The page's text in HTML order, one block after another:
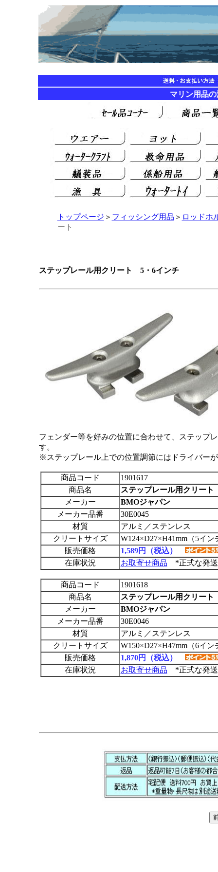
マリン用品
トップページ ＞ フィッシング用品 ＞ ロッドホ
ート
ステップレール用クリート 5・6インチ
フェンダー等を好みの位置に合わせて、ステップ
す。
※ステップレール上での位置調節にはドライバー
商品コード
1901617
商品名
ステップレール用クリー
メーカー
BMOジャパン
メーカー品番
30E0045
材質
アルミ／ステンレス
クリートサイズ
W124×D27×H41mm（5イン
販売価格
1,589円（税込）
在庫状況
お取寄せ商品 *正式な発送
商品コード
1901618
商品名
ステップレール用クリー
メーカー
BMOジャパン
メーカー品番
30E0046
材質
アルミ／ステンレス
クリートサイズ
W150×D27×H47mm（6イン
販売価格
1,870円（税込）
在庫状況
お取寄せ商品 *正式な発送